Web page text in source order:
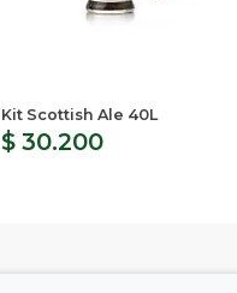
Kit Scottish Ale 40L
$ 30.200